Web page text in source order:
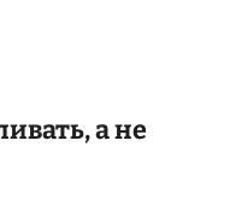
а не